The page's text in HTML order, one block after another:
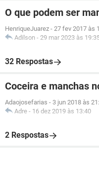
O que podem ser
HenriqueJuarez - 27 fev 2017 às
Adilson - 29 mar 2023 às
32 Respostas
Coceira e manchas
Adaojosefarias - 3 jun 2018 às
Adre - 16 dez 2019 às 13:40
2 Respostas